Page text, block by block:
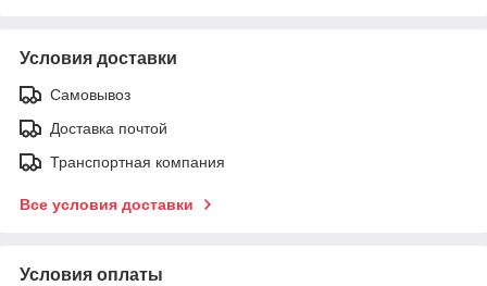
Условия доставки
Самовывоз
Доставка почтой
Транспортная компания
Все условия доставки
Условия оплаты